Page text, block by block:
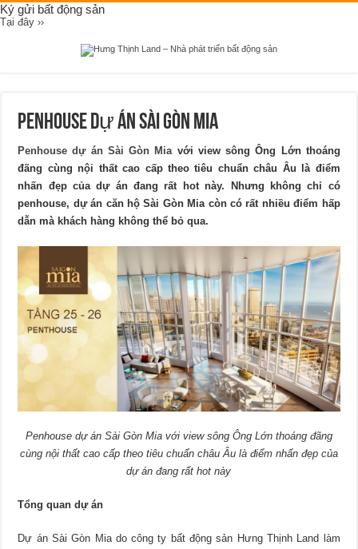
Ký gửi bất động sản
Tại đây ››
Penhouse dự án Sài Gòn Mia
Penhouse dự án Sài Gòn Miavới view sông Ông Lớn thoáng
đãng cùng nội thất cao cấp theo tiêu chuẩn châu Âu là điểm
nhấn đẹp của dự án đang rất hot này. Nhưng không chỉ có
penhouse, dự án căn hộ Sài Gòn Mia còn có rất nhiều điểm hấp
dẫn mà khách hàng không thể bỏ qua.
Penhouse dự án Sài Gòn Mia với view sông Ông Lớn thoáng đãng
cùng nội thất cao cấp theo tiêu chuẩn châu Âu là điểm nhấn đẹp của
dự án đang rất hot này
Tổng quan dự án
Dự án Sài Gòn Mia do công ty bất động sản Hưng Thịnh Land làm